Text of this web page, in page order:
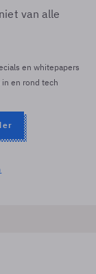
van alle
en whitepapers
en rond tech